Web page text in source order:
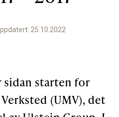
Allereie medlem? Logg inn
25.10.2022
sidan starten for
(UMV), det